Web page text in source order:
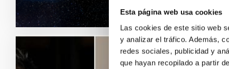
Esta página web usa cookies
Las cookies de este sitio web
y analizar el tráfico. Además,
redes sociales, publicidad y
que hayan recopilado a partir
PRESS